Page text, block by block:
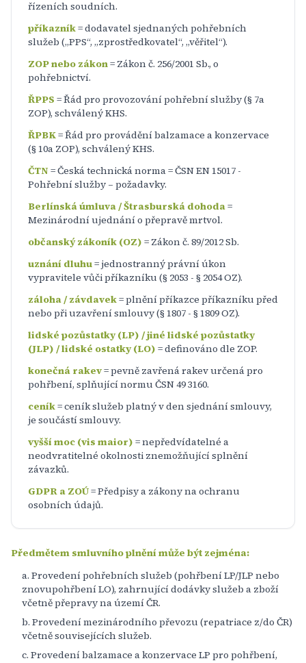
řízeních soudních.
příkazník= dodavatel sjednaných pohřebních
služeb („PPS“, „zprostředkovatel“, „věřitel“).
ZOP nebo zákon= Zákon č. 256/2001 Sb., o
pohřebnictví.
ŘPPS = Řád pro provozování pohřební služby (§ 7a
ZOP), schválený KHS.
ŘPBK= Řád pro provádění balzamace a konzervace
(§ 10a ZOP), schválený KHS.
ČTN = Česká technická norma = ČSN EN 15017 -
Pohřební služby – požadavky.
Berlínská úmluva / Štrasburská dohoda=
Mezinárodní ujednání o přepravě mrtvol.
občanský zákoník (OZ) = Zákon č. 89/2012 Sb.
uznání dluhu= jednostranný právní úkon
vypravitele vůči příkazníku (§ 2053 - § 2054 OZ).
záloha / závdavek= plnění příkazce příkazníku před
nebo při uzavření smlouvy (§ 1807 - § 1809 OZ).
lidské pozůstatky (LP) / jiné lidské pozůstatky
(JLP) / lidské ostatky (LO) = definováno dle ZOP.
konečná rakev= pevně zavřená rakev určená pro
pohřbení, splňující normu ČSN 49 3160.
ceník= ceník služeb platný v den sjednání smlouvy,
je součástí smlouvy.
vyšší moc (vis maior) = nepředvídatelné a
neodvratitelné okolnosti znemožňující splnění
závazků.
GDPR a ZOÚ= Předpisy a zákony na ochranu
osobních údajů.
Předmětem smluvního plnění může být zejména:
Provedení pohřebních služeb (pohřbení LP/JLP nebo
znovupohřbení LO), zahrnující dodávky služeb a zboží
včetně přepravy na území ČR.
Provedení mezinárodního převozu (repatriace z/do ČR)
včetně souvisejících služeb.
Provedení balzamace a konzervace LP pro pohřbení,